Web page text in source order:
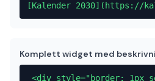
[Kalender 2030](https://
Komplett widget med